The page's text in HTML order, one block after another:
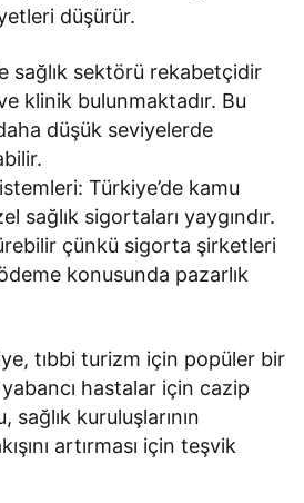
düşürür.
sağlık sektörü rekabetçidir
klinik bulunmaktadır. Bu
düşük seviyelerde
Türkiye’de kamu
sağlık sigortaları yaygındır.
çünkü sigorta şirketleri
konusunda pazarlık
tıbbi turizm için popüler bir
hastalar için cazip
sağlık kuruluşlarının
artırması için teşvik